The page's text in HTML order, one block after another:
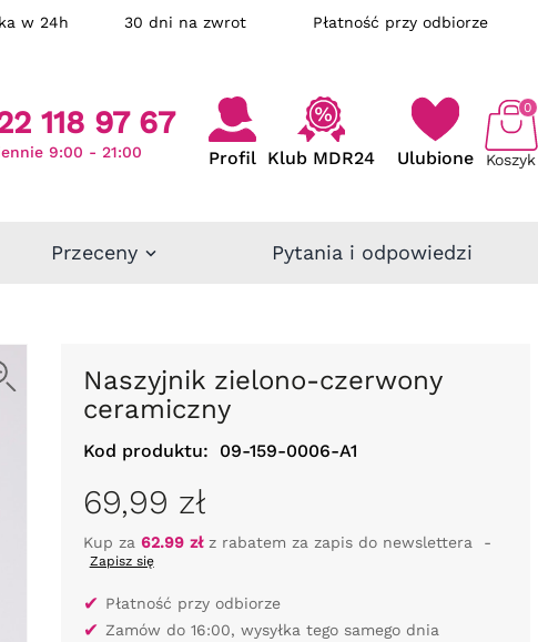
w 24h 30 dni na zwrot Płatność przy odbiorze
118 97 67
9:00 - 21:00 Profil Klub MDR24 Ulubione Koszyk
0
Przeceny Pytania i odpowiedzi
Naszyjnik zielono-czerwony
ceramiczny
Kod produktu: 09-159-0006-A1
69,99 zł
Kup za 62.99 złz rabatem za zapis do newslettera -
Zapisz się
✔ Płatność przy odbiorze
✔ Zamów do 16:00, wysyłka tego samego dnia